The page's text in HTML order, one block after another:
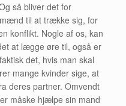
så bliver det for
til at trække sig, for
konflikt. Nogle af os, kan
at lægge øre til, også er
det, hvis man skal
mange kvinder sige, at
deres partner. Omvendt
måske hjælpe sin mand